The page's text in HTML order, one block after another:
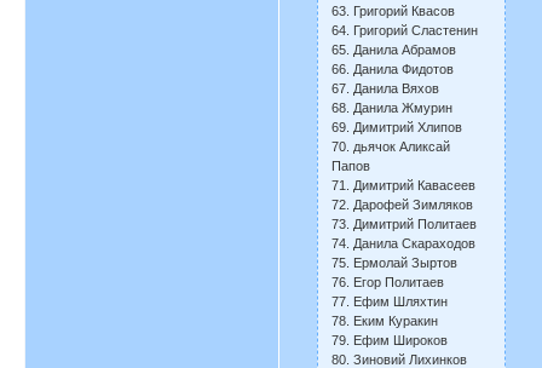
63. Григорий Квасов
64. Григорий Сластенин
65. Данила Абрамов
66. Данила Фидотов
67. Данила Вяхов
68. Данила Жмурин
69. Димитрий Хлипов
70. дьячок Аликсай
Папов
71. Димитрий Кавасеев
72. Дарофей Зимляков
73. Димитрий Политаев
74. Данила Скараходов
75. Ермолай Зыртов
76. Егор Политаев
77. Ефим Шляхтин
78. Еким Куракин
79. Ефим Широков
80. Зиновий Лихинков